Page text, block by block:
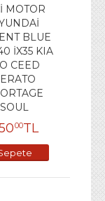
MOTOR
BLUE
İX35 KIA
CEED
SOUL
00TL